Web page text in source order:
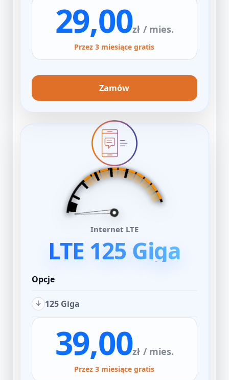
29,00zł / mies.
Przez 3 miesiące gratis
Zamów
Internet LTE
LTE 125 Giga
Opcje
125 Giga
39,00zł / mies.
Przez 3 miesiące gratis